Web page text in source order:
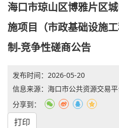
海口市琼山区博雅片区
施项目（市政基础设施
制-竞争性磋商公告
发布时间： 2026-05-20
信息来源：海口市公共资源交易
分享到：
打印